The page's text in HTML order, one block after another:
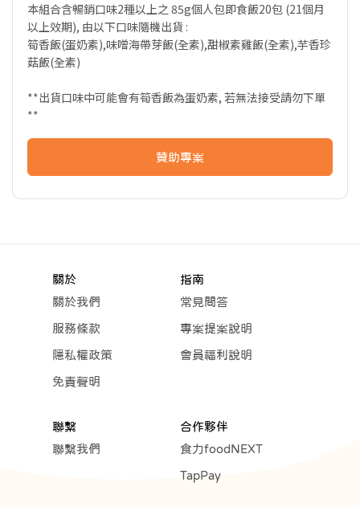
本組合含暢銷口味2種以上之 85g個人包即食飯20包 (21個月
以上效期), 由以下口味隨機出貨 :
筍香飯(蛋奶素),味噌海帶芽飯(全素),甜椒素雞飯(全素),芋香珍
菇飯(全素)
**出貨口味中可能會有筍香飯為蛋奶素, 若無法接受請勿下單
**
贊助專案
關於
關於我們
服務條款
隱私權政策
免責聲明
指南
常見問答
專案提案說明
會員福利說明
聯繫
聯繫我們
合作夥伴
食力foodNEXT
TapPay